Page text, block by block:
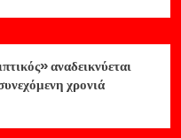
αναδεικνύεται
χρονιά